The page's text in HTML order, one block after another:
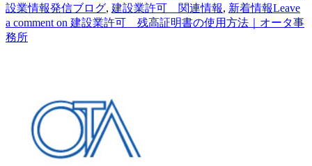
設業情報発信ブログ, 建設業許可 関連情報, 新着情報Leave
a comment on 建設業許可 残高証明書の使用方法｜オータ事
務所